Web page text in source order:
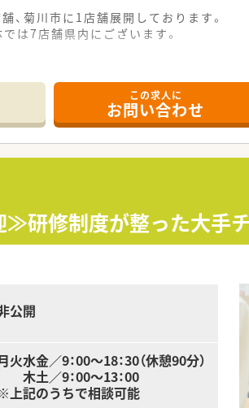
回、1回30分の育児時間を取得できます。
能です。
終了する年の3月31日まで利用可能です
ランティア休暇など
取得する事が可能です。
に役立てるための年金制度があります。
くなった場合に保険金が支給されます
キング業務はほとんどを非薬剤師が行い
環境を求める方
菊川市に1店舗展開しております。
は7店舗県内にございます。
ています。
境です。
ございます。
この求人に
お問い合わせ
修制度が整った大手チ
公開
火水金／9：00～18：30（休憩90分）
木土／9：00～13：00
上記のうちで相談可能